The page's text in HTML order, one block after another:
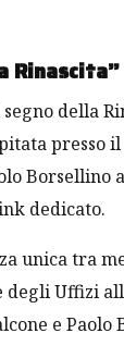
Rinascita”
della
presso
Borsellino
dedicato.
unica tra
Uffizi
e Paolo